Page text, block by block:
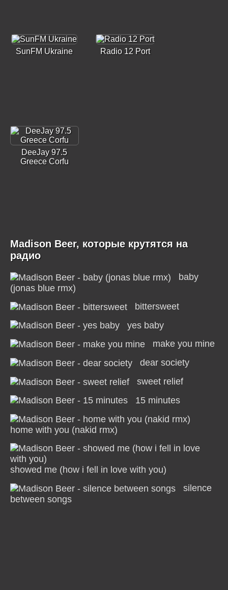
SunFM Ukraine Radio 12 Port
DeeJay 97.5
Greece Corfu
Madison Beer, которые крутятся на
радио
baby
(jonas blue rmx)
bittersweet
yes baby
make you mine
dear society
sweet relief
15 minutes
home with you (nakid rmx)
showed me (how i fell in love with you)
silence
between songs